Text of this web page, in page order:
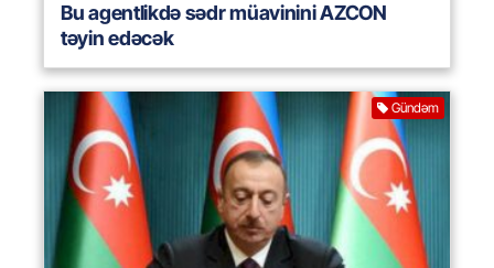
Bu agentlikdə sədr müavinini AZCON
təyin edəcək
Gündəm